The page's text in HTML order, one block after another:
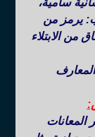
يرمز من
من الابتلاء
المعانات